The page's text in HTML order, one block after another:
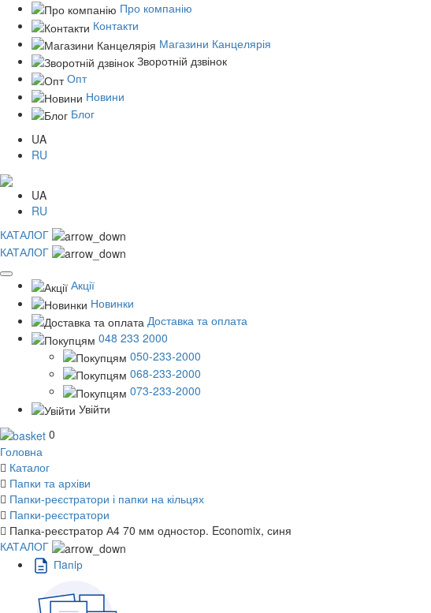
Про компанію
Контакти
Магазини Канцелярія
Зворотній дзвінок
Опт
Новини
Блог
UA
RU
UA
RU
КАТАЛОГ
КАТАЛОГ
Акції
Новинки
Доставка та оплата
048 233 2000
050-233-2000
068-233-2000
073-233-2000
Увійти
0
Головна
Каталог
Папки та архіви
Папки-реєстратори і папки на кільцях
Папки-реєстратори
Папка-реєстратор А4 70 мм одностор. Economix, синя
КАТАЛОГ
Пaпiр